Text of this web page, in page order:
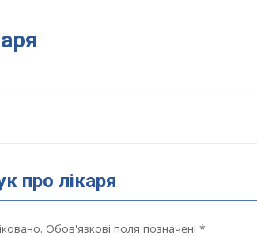
про лікаря
Обов'язкові поля позначені *